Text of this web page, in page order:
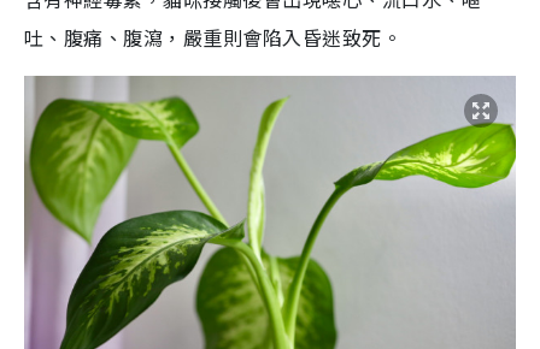
吐、腹痛、腹瀉，嚴重則會陷入昏迷致死。